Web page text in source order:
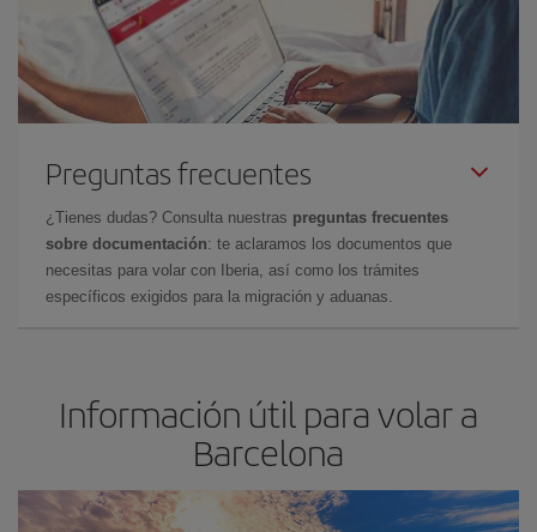
Preguntas frecuentes
¿Tienes dudas? Consulta nuestras preguntas frecuentes
sobre documentación: te aclaramos los documentos que
necesitas para volar con Iberia, así como los trámites
específicos exigidos para la migración y aduanas.
Información útil para volar a
Barcelona